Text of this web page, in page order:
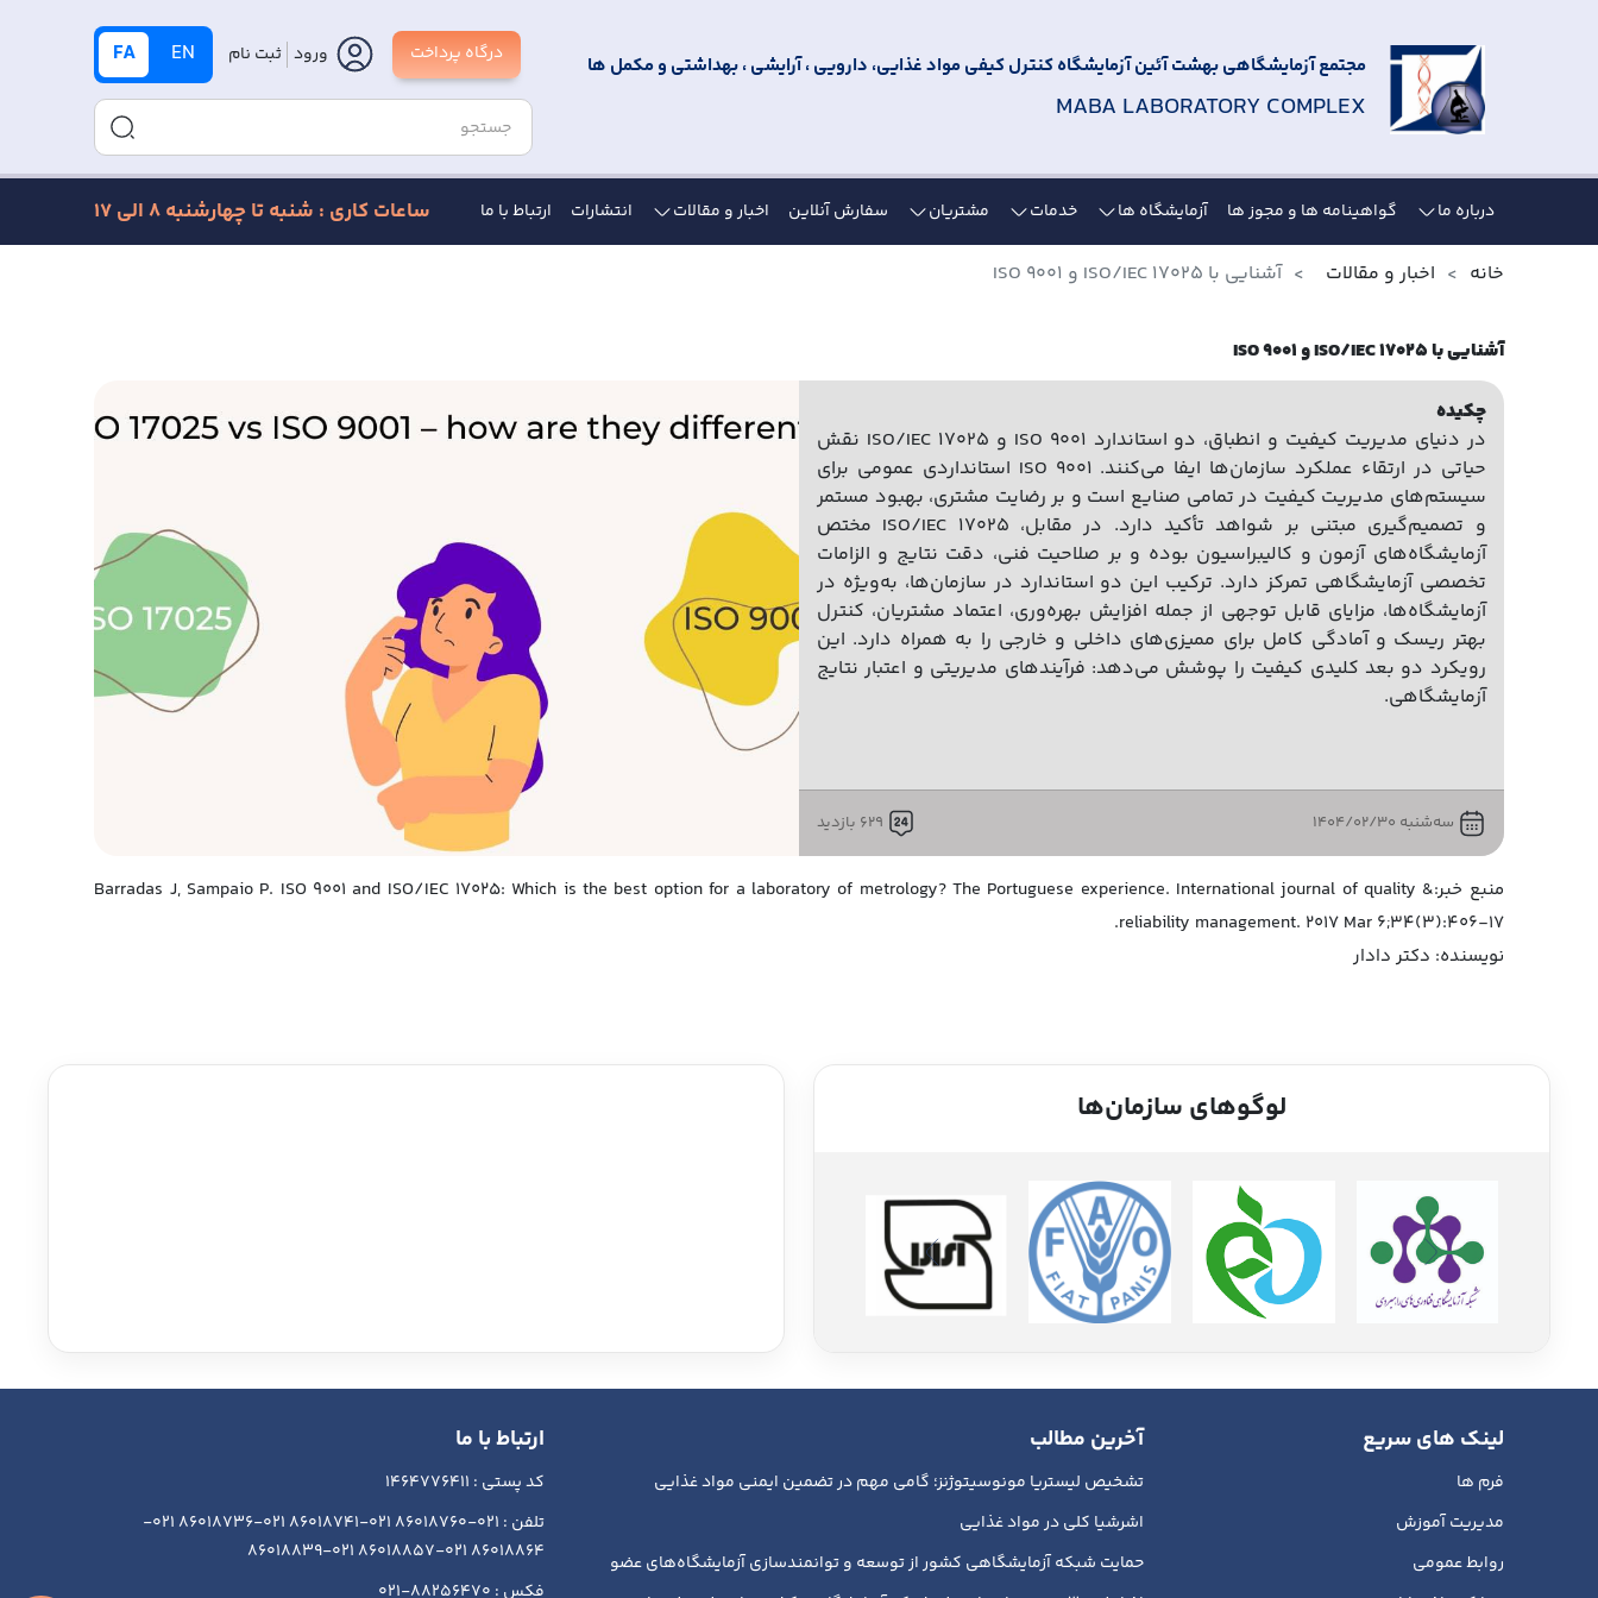
مجتمع آزمایشگاهی بهشت آئین آزمایشگاه کنترل کیفی مواد غذایی، دارویی ، آرایشی ، بهداشتی و مکمل ها
MABA LABORATORY COMPLEX
درگاه پرداخت ورود ثبت نام EN
FA
درباره ما خدمات اخبار و مقالات آزمایشگاه ها مشتریان گواهینامه ها و مجوز ها سفارش آنلاین انتشارات ارتباط با ما ساعات کاری : شنبه تا چهارشنبه 8 الی 17
خانه اخبار و مقالات آشنایی با ISO/IEC 17025 و ISO 9001
آشنایی با ISO/IEC 17025 و ISO 9001
چکیده
در دنیای مدیریت کیفیت و انطباق، دو استاندارد ISO 9001 و ISO/IEC 17025 نقش
حیاتی در ارتقاء عملکرد سازمان‌ها ایفا می‌کنند. ISO 9001 استانداردی عمومی برای
سیستم‌های مدیریت کیفیت در تمامی صنایع است و بر رضایت مشتری، بهبود مستمر
و تصمیم‌گیری مبتنی بر شواهد تأکید دارد. در مقابل، ISO/IEC 17025 مختص
آزمایشگاه‌های آزمون و کالیبراسیون بوده و بر صلاحیت فنی، دقت نتایج و الزامات
تخصصی آزمایشگاهی تمرکز دارد. ترکیب این دو استاندارد در سازمان‌ها، به‌ویژه در
آزمایشگاه‌ها، مزایای قابل توجهی از جمله افزایش بهره‌وری، اعتماد مشتریان، کنترل
بهتر ریسک و آمادگی کامل برای ممیزی‌های داخلی و خارجی را به همراه دارد. این
رویکرد دو بعد کلیدی کیفیت را پوشش می‌دهد: فرآیندهای مدیریتی و اعتبار نتایج
آزمایشگاهی.
سه‌شنبه 1404/02/30 629 بازدید
منبع خبر:Barradas J, Sampaio P. ISO 9001 and ISO/IEC 17025: Which is the best option for a laboratory of metrology? The Portuguese experience. International journal of quality &
reliability management. 2017 Mar 6;34(3):406-17.
نویسنده: دکتر دادار
لوگوهای سازمان‌ها
لینک های سریع
فرم ها
مدیریت آموزش
روابط عمومی
آخرین مطالب
تشخیص لیستریا مونوسیتوژنز؛ گامی مهم در تضمین ایمنی مواد غذایی
اشرشیا کلی در مواد غذایی
حمایت شبکه آزمایشگاهی کشور از توسعه و توانمندسازی آزمایشگاه‌های عضو
ارتباط با ما
کد پستی : 1464776411
تلفن : 021-86018760 021-86018741 021-86018736 021-
86018864 021-86018857 021-86018839
فکس : 88256470-021